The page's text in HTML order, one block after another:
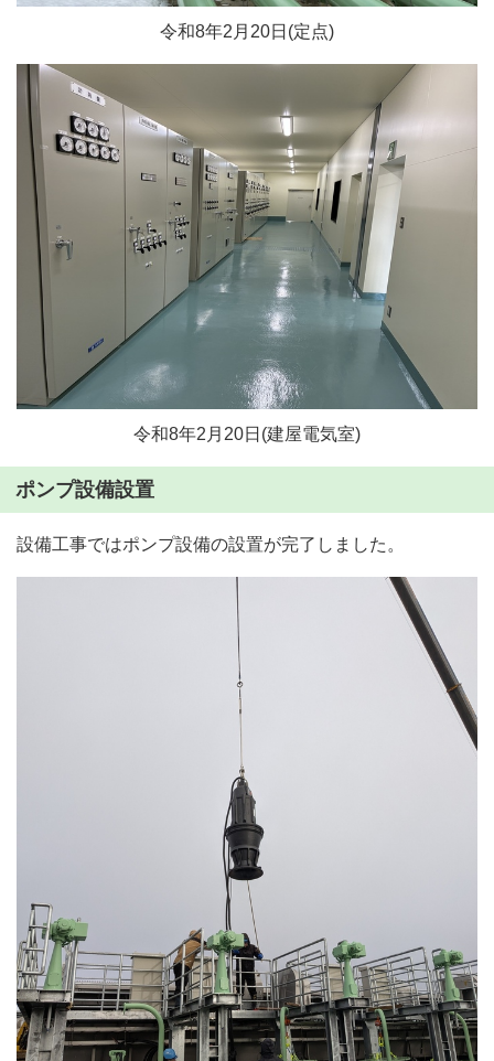
令和8年2月20日(定点)
令和8年2月20日(建屋電気室)
ポンプ設備設置
設備工事ではポンプ設備の設置が完了しました。